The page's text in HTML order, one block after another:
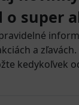
o super
a
kedykoľvek